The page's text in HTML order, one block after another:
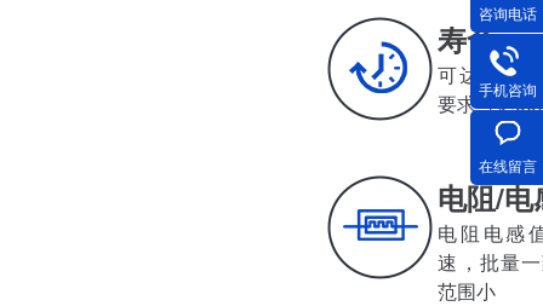
寿命
可达500-
要求可达
电阻/电
电阻电感值
速，批量
范围小
咨询电话
手机咨询
在线留言